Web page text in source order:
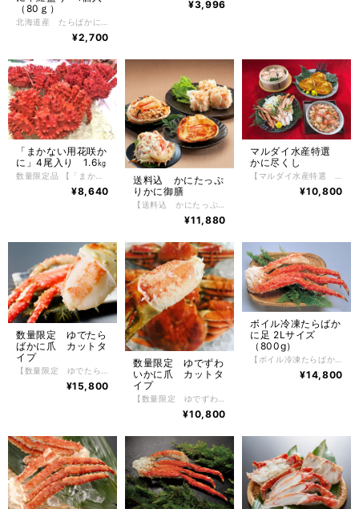
（80ｇ）
¥2,700
¥3,996
「まかない用花咲か
に」4尾入り 1.6㎏
¥8,640
送料込 かにたっぷ
りかに御膳
【送料込 かにたっぷりかに御膳】 送料込 かにたっぷりかに御膳 かにしゅうまい 6粒入り かに甲羅グラタン 3個入り かにおこわ 3個入り たらばかに甲羅盛り 2個入り たっぷりと北海道の美味しい食材を生かした商品を作ることがコンセプトとなっており、かにしゅうまい、かに甲羅グラタン、かにおこわ、たらばかに甲羅盛り北海道産のものを厳選して使用しています。その美味しい食材を生かし、北海道の工場でひとつひとつ大切に作り上げられた、かに御膳は上品でやさしい風味・旨味が特徴です。 【お召し上がり方】 調理方法はとても簡単で、火を使わずにお手軽にお召し上がりいただけます。 お惣菜は冷凍のままレンジでお手軽にお召し上がりいただけます。（レンジによって加熱時間を調整してください） たらばかに甲羅盛りは、自然解凍するだけで手軽にお召し上がりいただけます。 【特定原材料】 かに・乳成分・小麦・卵・ゼラチン 【配送方法】 冷凍便 【保存方法】 -18℃以下で保存して下さい。 解凍後は冷蔵庫で2日間、保存期間は冷凍庫で約2ヶ月。
¥11,880
マルダイ水産特選
かに尽くし
¥10,800
数量限定 ゆでたら
ばかに爪 カットタ
イプ
¥15,800
数量限定 ゆでずわ
いかに爪 カットタ
イプ
¥10,800
ボイル冷凍たらばか
に足 2Lサイズ
（800g）
¥14,800